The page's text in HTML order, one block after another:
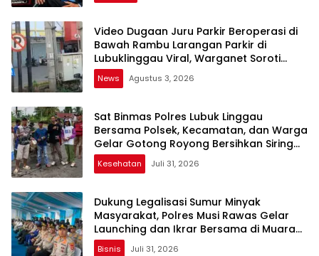
Video Dugaan Juru Parkir Beroperasi di
Bawah Rambu Larangan Parkir di
Lubuklinggau Viral, Warganet Soroti
Dugaan Pelanggaran
News Agustus 3, 2026
Sat Binmas Polres Lubuk Linggau
Bersama Polsek, Kecamatan, dan Warga
Gelar Gotong Royong Bersihkan Siring
Agung
Kesehatan Juli 31, 2026
Dukung Legalisasi Sumur Minyak
Masyarakat, Polres Musi Rawas Gelar
Launching dan Ikrar Bersama di Muara
Lakitan
Bisnis Juli 31, 2026